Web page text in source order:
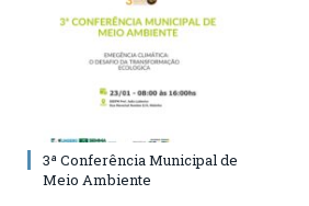
3ª Conferência Municipal de
Meio Ambiente